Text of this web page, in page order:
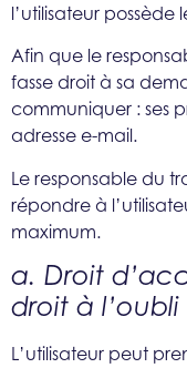
l’utilisateur possède
Afin que le
fasse droit à sa
communiquer : ses
adresse e-mail.
Le responsable du
répondre à
maximum.
a. Droit
droit à l’oubli
L’utilisateur peut